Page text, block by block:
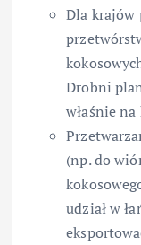
Dla krajów
Drobni
właśnie na
(np. do
udział w